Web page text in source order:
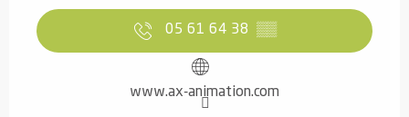
05 61 64 38 ▒▒
www.ax-animation.com